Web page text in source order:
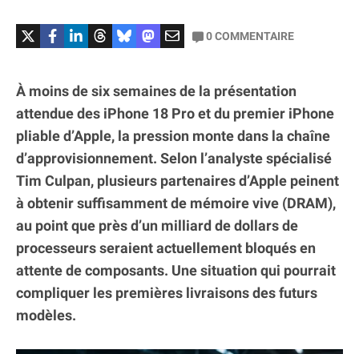
0COMMENTAIRE
À moins de six semaines de la présentation
attendue des iPhone 18 Pro et du premier iPhone
pliable d’Apple, la pression monte dans la chaîne
d’approvisionnement. Selon l’analyste spécialisé
Tim Culpan, plusieurs partenaires d’Apple peinent
à obtenir suffisamment de mémoire vive (DRAM),
au point que près d’un milliard de dollars de
processeurs seraient actuellement bloqués en
attente de composants. Une situation qui pourrait
compliquer les premières livraisons des futurs
modèles.